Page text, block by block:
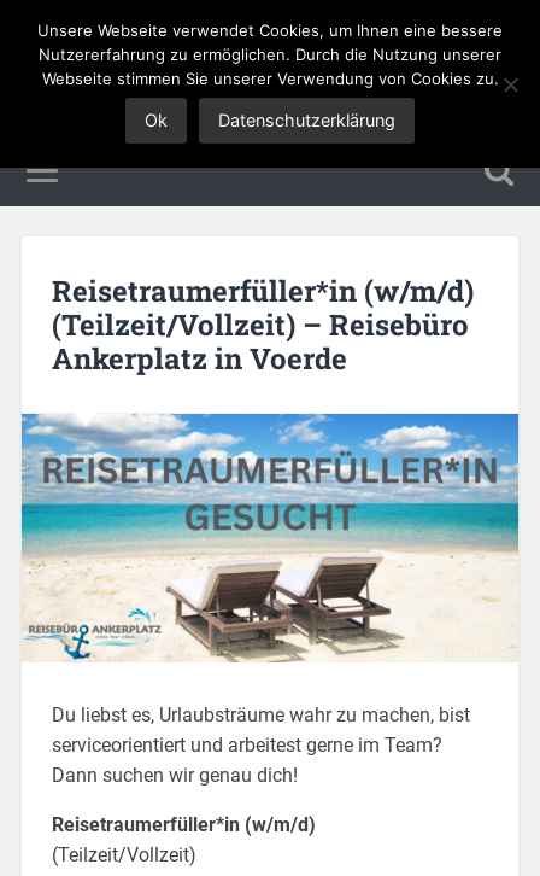
Tourismus Jobs
Reisetraumerfüller*in (w/m/d)
(Teilzeit/Vollzeit) – Reisebüro
Ankerplatz in Voerde
Du liebst es, Urlaubsträume wahr zu machen, bist
serviceorientiert und arbeitest gerne im Team?
Dann suchen wir genau dich!
Reisetraumerfüller*in (w/m/d)
(Teilzeit/Vollzeit)
Unsere Webseite verwendet Cookies, um Ihnen eine bessere
Nutzererfahrung zu ermöglichen. Durch die Nutzung unserer
Webseite stimmen Sie unserer Verwendung von Cookies zu.
Ok Datenschutzerklärung